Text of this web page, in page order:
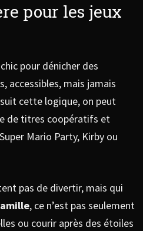
pour les jeux
pour dénicher des
accessibles, mais jamais
suit cette logique, on peut
de titres coopératifs et
Mario Party, Kirby ou
pas de divertir, mais qui
, ce n’est pas seulement
ou courir après des étoiles